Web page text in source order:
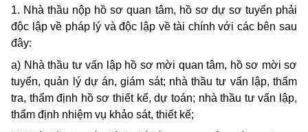
1. Nhà thầu nộp hồ sơ quan tâm, hồ sơ dự sơ tuyển phải
độc lập về pháp lý và độc lập về tài chính với các bên sau
đây:
a) Nhà thầu tư vấn lập hồ sơ mời quan tâm, hồ sơ mời sơ
tuyển, quản lý dự án, giám sát; nhà thầu tư vấn lập, thẩm
tra, thẩm định hồ sơ thiết kế, dự toán; nhà thầu tư vấn lập,
thẩm định nhiệm vụ khảo sát, thiết kế;